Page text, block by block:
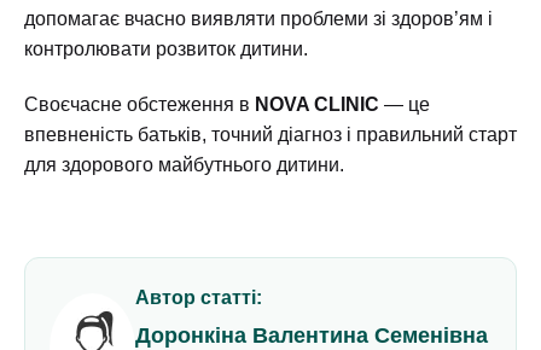
допомагає вчасно виявляти проблеми зі здоров’ям і
контролювати розвиток дитини.
Своєчасне обстеження в NOVA CLINIC — це
впевненість батьків, точний діагноз і правильний старт
для здорового майбутнього дитини.
Автор статті:
Доронкіна Валентина Семенівна